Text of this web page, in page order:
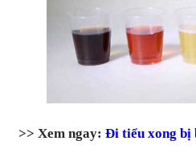
>> Xem ngay:Đi tiểu xong bị